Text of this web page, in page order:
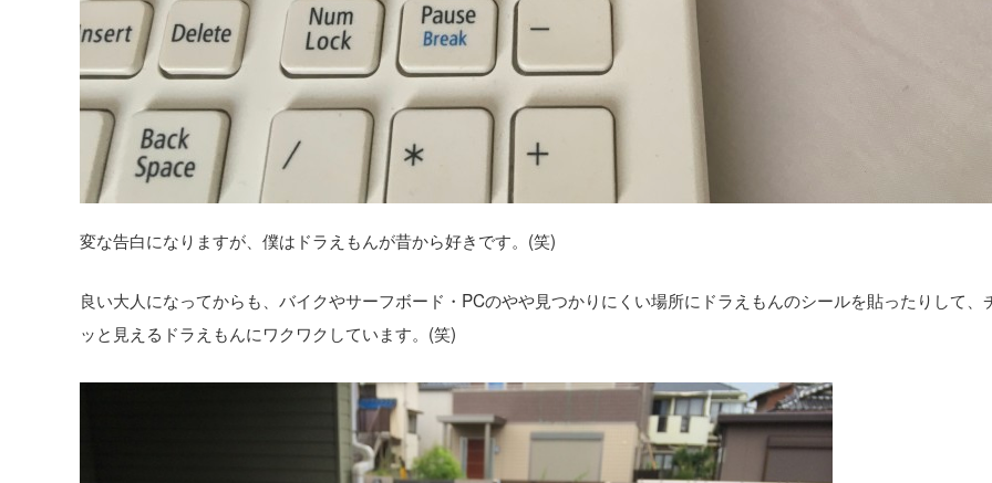
変な告白になりますが、僕はドラえもんが昔から好きです。(笑)
良い大人になってからも、バイクやサーフボード・PCのやや見つかりにくい場所にドラえもんのシールを貼ったりして、
ッと見えるドラえもんにワクワクしています。(笑)